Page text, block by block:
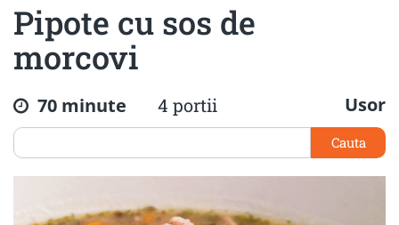
Pipote cu sos de
morcovi
70 minute 4 portii Usor
Cauta